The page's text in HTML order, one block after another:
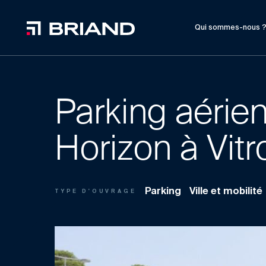
Qui sommes-nous ?
Parking
Horizon à
TYPE D'OUVRAGE Parking Ville et mobilité